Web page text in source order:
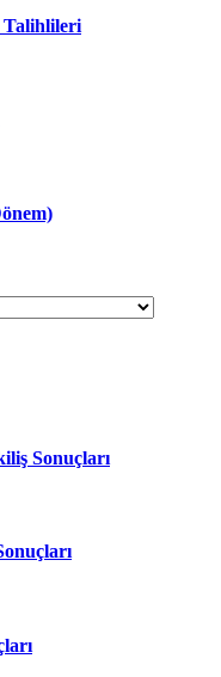
Talihlileri
Sonuçları